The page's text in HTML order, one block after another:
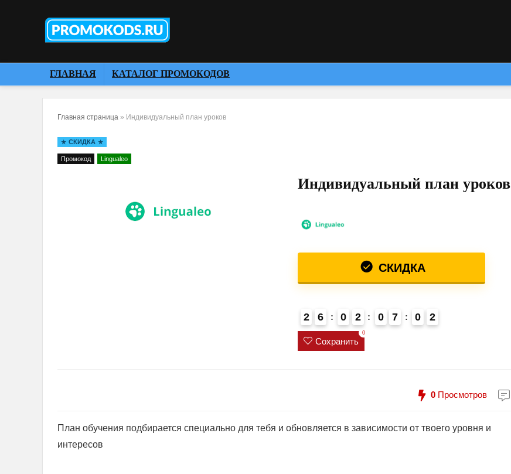
ГЛАВНАЯ КАТАЛОГ ПРОМОКОДОВ
Главная страница » Индивидуальный план уроков
СКИДКА
Промокод Lingualeo
Индивидуальный план уроков
СКИДКА
2 6 0 2 0 7 0 2
Сохранить
0
0 Просмотров
План обучения подбирается специально для тебя и обновляется в зависимости от твоего уровня и
интересов